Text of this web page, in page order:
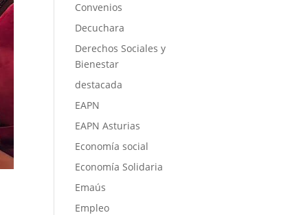
Convenios
Decuchara
Derechos Sociales y
Bienestar
destacada
EAPN
EAPN Asturias
Economía social
Economía Solidaria
Emaús
Empleo